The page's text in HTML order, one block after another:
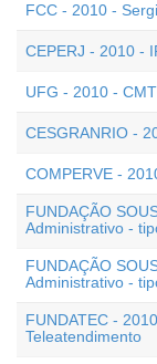
FCC - 2010 -
CEPERJ - 2010 -
UFG - 2010 -
CESGRANRIO -
COMPERVE -
FUNDAÇÃO
Administrativo -
FUNDAÇÃO
Administrativo -
FUNDATEC -
Teleatendimento